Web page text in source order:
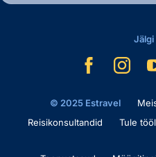
© 2025 Estravel
Reisikonsultandid
Tule
Jälgi